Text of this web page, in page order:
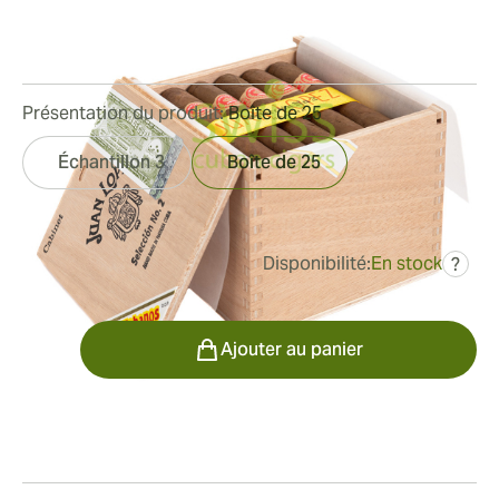
Commentaires
230,22 € était287,78 €
Disponibilité:En stock ?
Présentation du produit:Boîte de 25
Échantillon 3 Boîte de 25
Ajouter au panier